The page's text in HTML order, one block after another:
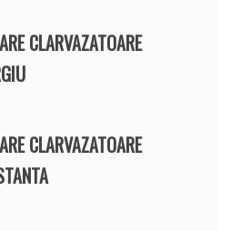
CLARVAZATOARE
CLARVAZATOARE